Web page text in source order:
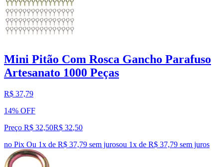
Mini Pitão Com Rosca Gancho Parafuso
Artesanato 1000 Peças
R$ 37,79
14% OFF
Preço R$ 32,50R$ 32,50
no Pix Ou 1x de R$ 37,79 sem jurosou 1x de R$ 37,79 sem juros